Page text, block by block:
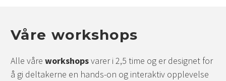
Våre workshops
Alle våre workshopsvarer i 2,5 time og er designet for
å gi deltakerne en hands-on og interaktiv opplevelse